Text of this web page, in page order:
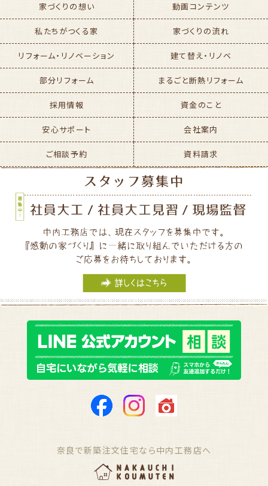
家づくりの想い 動画コンテンツ
私たちがつくる家 家づくりの流れ
リフォーム・リノベーション 建て替え・リノベ
部分リフォーム まるごと断熱リフォーム
採用情報 資金のこと
安心サポート 会社案内
ご相談予約 資料請求
奈良で新築注文住宅なら中内工務店へ